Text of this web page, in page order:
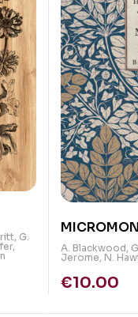
, G.
,
A. Blackwood,
Jerome, N.
€10.00